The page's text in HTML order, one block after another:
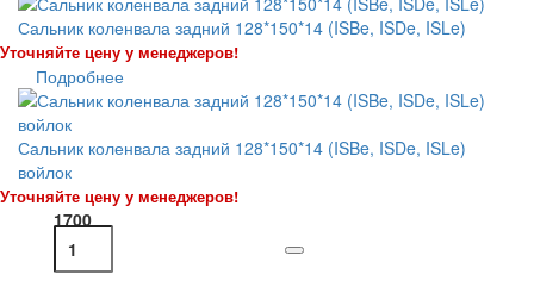
Сальник коленвала задний 128*150*14 (ISBe, ISDe, ISLe)
Уточняйте цену у менеджеров!
Подробнее
Сальник коленвала задний 128*150*14 (ISBe, ISDe, ISLe)
войлок
Уточняйте цену у менеджеров!
1700